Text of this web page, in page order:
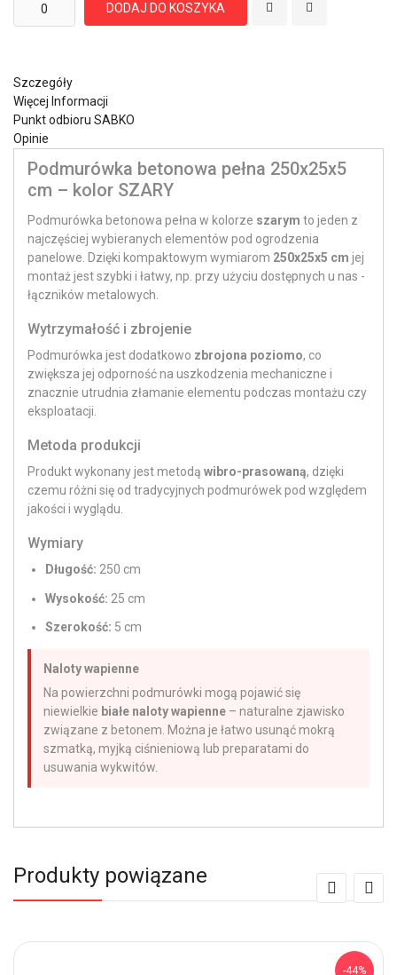
DODAJ DO KOSZYKA
Szczegóły
Więcej Informacji
Punkt odbioru SABKO
Opinie
Podmurówka betonowa pełna 250x25x5
cm – kolor SZARY
Podmurówka betonowa pełna w kolorze szarym to jeden z
najczęściej wybieranych elementów pod ogrodzenia
panelowe. Dzięki kompaktowym wymiarom 250x25x5 cm jej
montaż jest szybki i łatwy, np. przy użyciu dostępnych u nas -
łączników metalowych.
Wytrzymałość i zbrojenie
Podmurówka jest dodatkowo zbrojona poziomo, co
zwiększa jej odporność na uszkodzenia mechaniczne i
znacznie utrudnia złamanie elementu podczas montażu czy
eksploatacji.
Metoda produkcji
Produkt wykonany jest metodą wibro-prasowaną, dzięki
czemu różni się od tradycyjnych podmurówek pod względem
jakości i wyglądu.
Wymiary
Długość: 250 cm
Wysokość: 25 cm
Szerokość: 5 cm
Naloty wapienne
Na powierzchni podmurówki mogą pojawić się
niewielkie białe naloty wapienne – naturalne zjawisko
związane z betonem. Można je łatwo usunąć mokrą
szmatką, myjką ciśnieniową lub preparatami do
usuwania wykwitów.
Produkty powiązane
-44%